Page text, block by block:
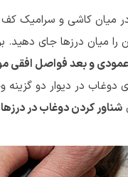
میان کاشی‌ و سرامیک
را میان درزها جای دهید.
و بعد فواصل افقی
دوغاب در دیوار دو گزینه
شناور کردن دوغاب در